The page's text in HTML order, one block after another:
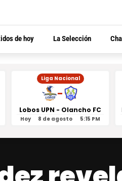
de hoy La Selección
Liga Nacional
-
Lobos UPN - Olancho FC
Hoy 8 de agosto 5:15 PM